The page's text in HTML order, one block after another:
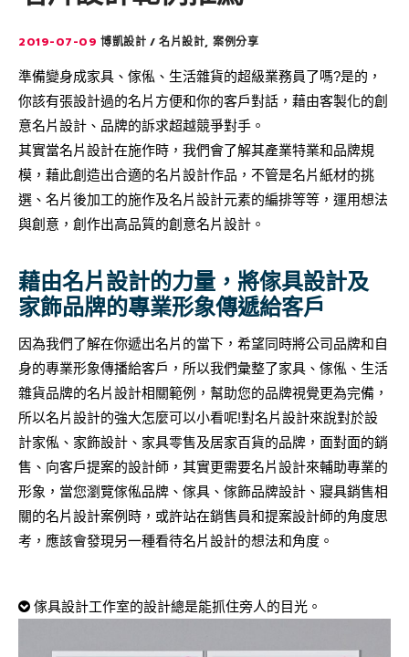
2019-07-09 博凱設計 名片設計,案例分享
準備變身成家具、傢俬、生活雜貨的超級業務員了嗎?是的，
你該有張設計過的名片方便和你的客戶對話，藉由客製化的創
意名片設計、品牌的訴求超越競爭對手。
其實當名片設計在施作時，我們會了解其產業特業和品牌規
模，藉此創造出合適的名片設計作品，不管是名片紙材的挑
選、名片後加工的施作及名片設計元素的編排等等，運用想法
與創意，創作出高品質的創意名片設計。
藉由名片設計的力量，將傢具設計及
家飾品牌的專業形象傳遞給客戶
因為我們了解在你遞出名片的當下，希望同時將公司品牌和自
身的專業形象傳播給客戶，所以我們彙整了家具、傢俬、生活
雜貨品牌的名片設計相關範例，幫助您的品牌視覺更為完備，
所以名片設計的強大怎麼可以小看呢!對名片設計來說對於設
計家俬、家飾設計、家具零售及居家百貨的品牌，面對面的銷
售、向客戶提案的設計師，其實更需要名片設計來輔助專業的
形象，當您瀏覽傢俬品牌、傢具、傢飾品牌設計、寢具銷售相
關的名片設計案例時，或許站在銷售員和提案設計師的角度思
考，應該會發現另一種看待名片設計的想法和角度。
傢具設計工作室的設計總是能抓住旁人的目光。